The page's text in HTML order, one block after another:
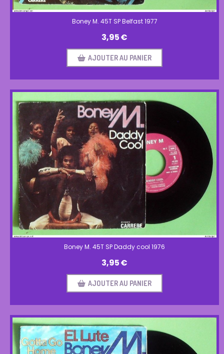
Boney M. 45T SP Belfast 1977
3,95€
AJOUTER AU PANIER
Boney M. 45T SP Daddy cool 1976
3,95€
AJOUTER AU PANIER